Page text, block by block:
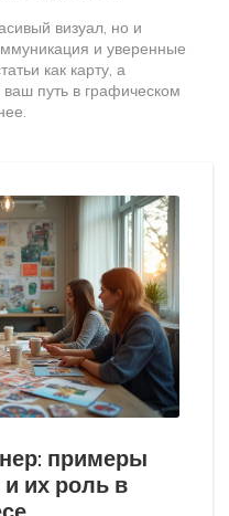
визуал, но и
и уверенные
как карту, а
ваш путь в графическом
примеры
их роль в